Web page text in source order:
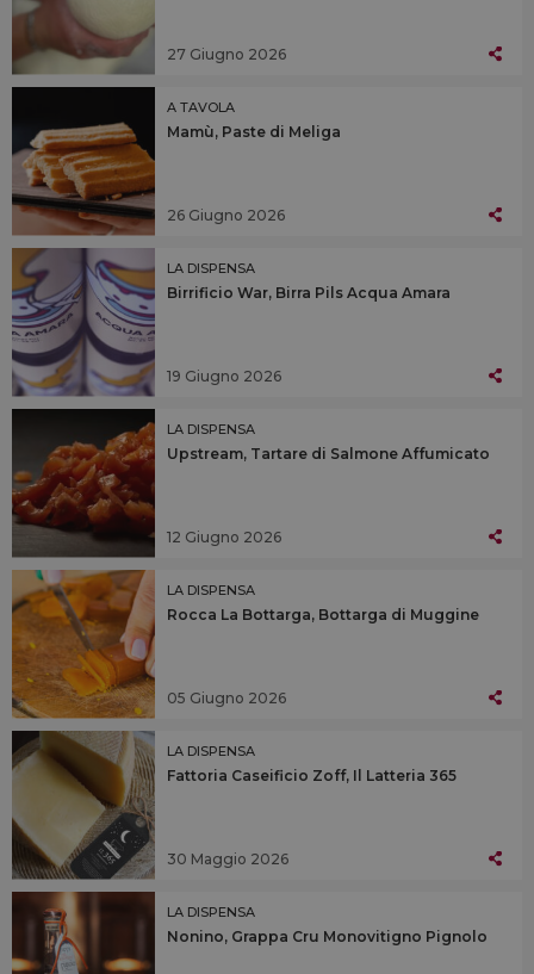
27 Giugno 2026
A TAVOLA
Mamù, Paste di Meliga
26 Giugno 2026
LA DISPENSA
Birrificio War, Birra Pils Acqua Amara
19 Giugno 2026
LA DISPENSA
Upstream, Tartare di Salmone Affumicato
12 Giugno 2026
LA DISPENSA
Rocca La Bottarga, Bottarga di Muggine
05 Giugno 2026
LA DISPENSA
Fattoria Caseificio Zoff, Il Latteria 365
30 Maggio 2026
LA DISPENSA
Nonino, Grappa Cru Monovitigno Pignolo